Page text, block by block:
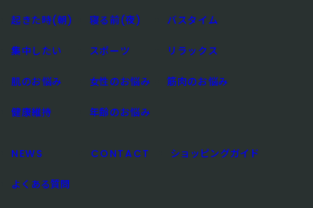
起きた時(朝) 寝る前(夜) バスタイム
集中したい スポーツ リラックス
肌のお悩み 女性のお悩み 筋肉のお悩み
健康維持 年齢のお悩み
NEWS CONTACT ショッピングガイド
よくある質問